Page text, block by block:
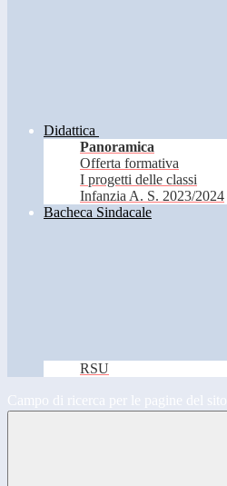
Didattica
Panoramica
Offerta formativa
I progetti delle classi
Infanzia A. S. 2023/2024
Bacheca Sindacale
RSU
Campo di ricerca per le pagine del sito